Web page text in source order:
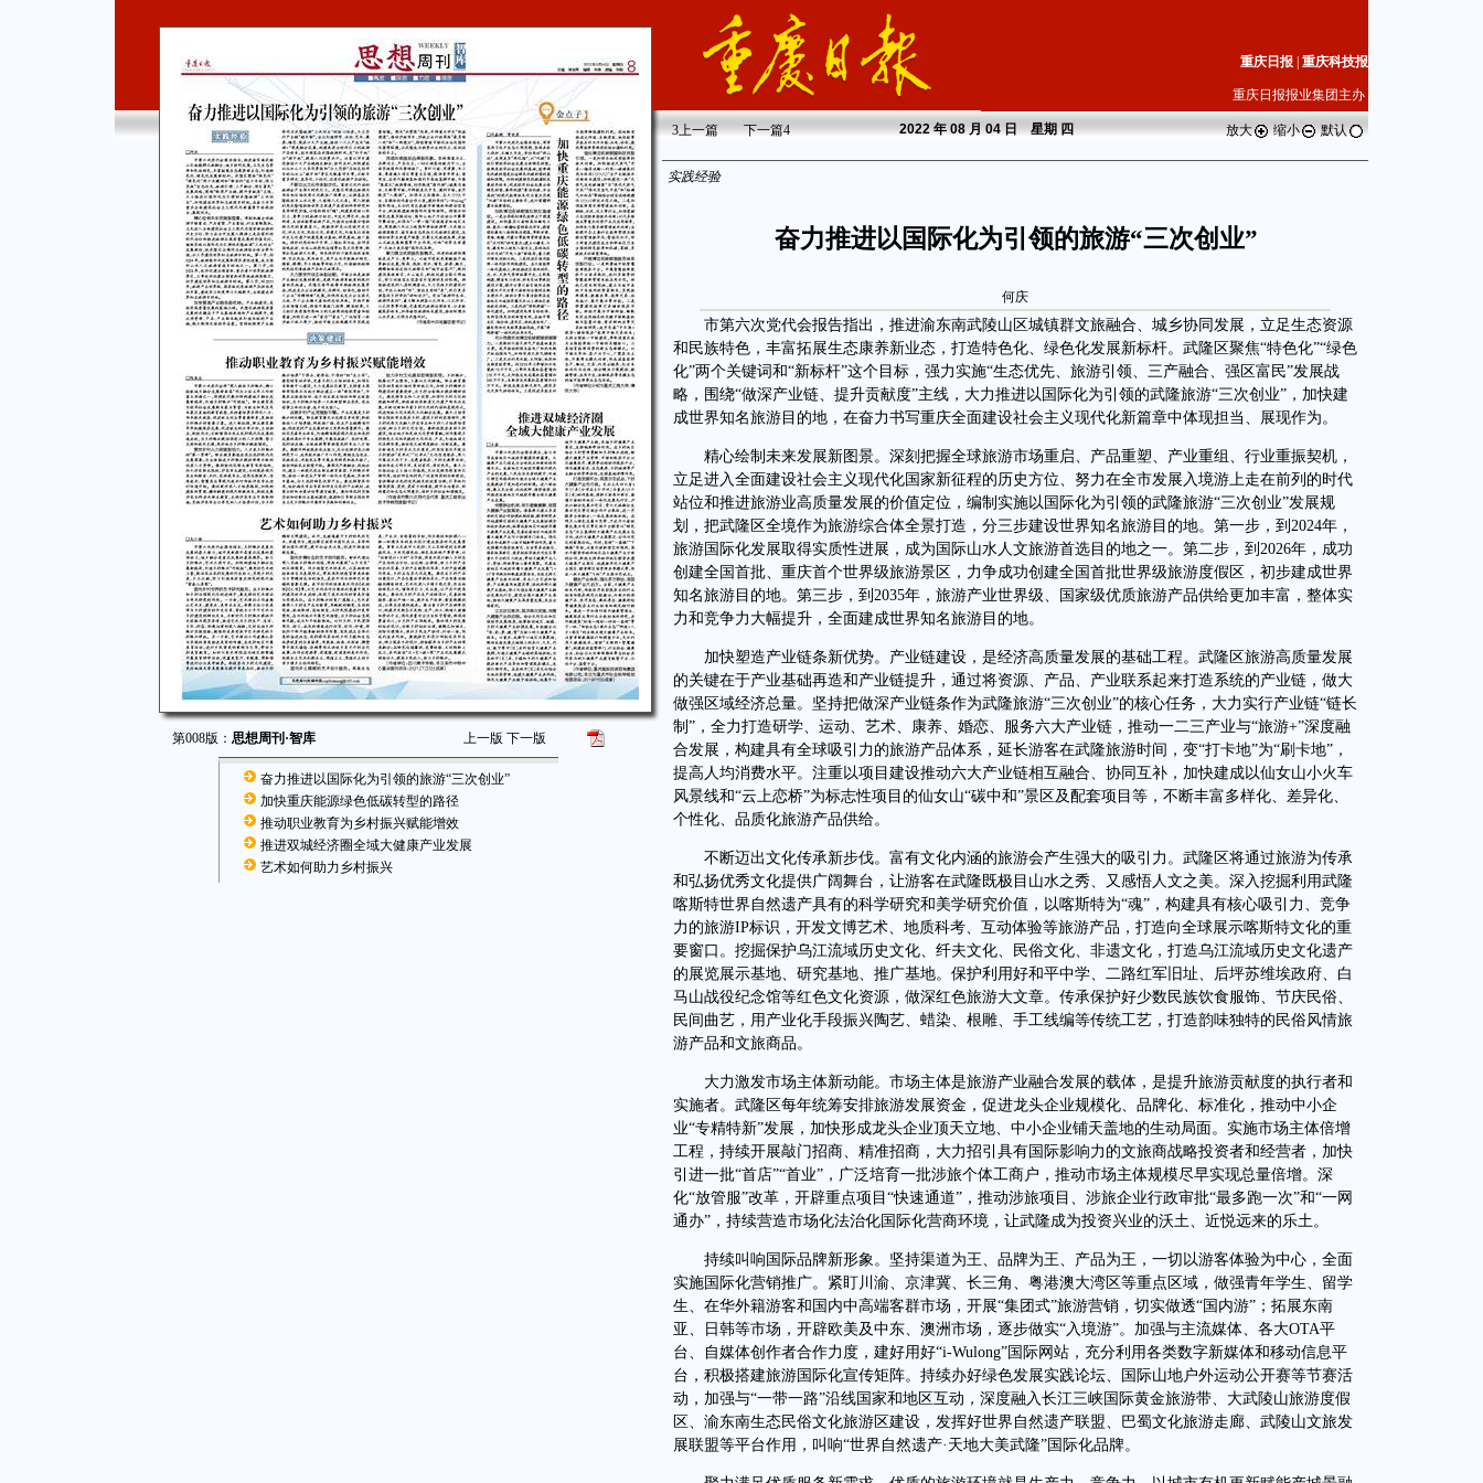
第008版： 思想周刊·智库 上一版 下一版
奋力推进以国际化为引领的旅游“三次创业”
加快重庆能源绿色低碳转型的路径
推动职业教育为乡村振兴赋能增效
推进双城经济圈全域大健康产业发展
艺术如何助力乡村振兴
重庆日报 重庆科技报
重庆日报报业集团主办
3上一篇 下一篇4 2022年 08 月 04 日 星期四 放大 缩小 默认
实践经验
奋力推进以国际化为引领的旅游“三次创业”
何庆
市第六次党代会报告指出，推进渝东南武陵山区城镇群文旅融合、城乡协同发展，立足生态资源
和民族特色，丰富拓展生态康养新业态，打造特色化、绿色化发展新标杆。武隆区聚焦“特色化”“绿色
化”两个关键词和“新标杆”这个目标，强力实施“生态优先、旅游引领、三产融合、强区富民”发展战
略，围绕“做深产业链、提升贡献度”主线，大力推进以国际化为引领的武隆旅游“三次创业”，加快建
成世界知名旅游目的地，在奋力书写重庆全面建设社会主义现代化新篇章中体现担当、展现作为。
精心绘制未来发展新图景。深刻把握全球旅游市场重启、产品重塑、产业重组、行业重振契机，
立足进入全面建设社会主义现代化国家新征程的历史方位、努力在全市发展入境游上走在前列的时代
站位和推进旅游业高质量发展的价值定位，编制实施以国际化为引领的武隆旅游“三次创业”发展规
划，把武隆区全境作为旅游综合体全景打造，分三步建设世界知名旅游目的地。第一步，到2024年，
旅游国际化发展取得实质性进展，成为国际山水人文旅游首选目的地之一。第二步，到2026年，成功
创建全国首批、重庆首个世界级旅游景区，力争成功创建全国首批世界级旅游度假区，初步建成世界
知名旅游目的地。第三步，到2035年，旅游产业世界级、国家级优质旅游产品供给更加丰富，整体实
力和竞争力大幅提升，全面建成世界知名旅游目的地。
加快塑造产业链条新优势。产业链建设，是经济高质量发展的基础工程。武隆区旅游高质量发展
的关键在于产业基础再造和产业链提升，通过将资源、产品、产业联系起来打造系统的产业链，做大
做强区域经济总量。坚持把做深产业链条作为武隆旅游“三次创业”的核心任务，大力实行产业链“链长
制”，全力打造研学、运动、艺术、康养、婚恋、服务六大产业链，推动一二三产业与“旅游+”深度融
合发展，构建具有全球吸引力的旅游产品体系，延长游客在武隆旅游时间，变“打卡地”为“刷卡地”，
提高人均消费水平。注重以项目建设推动六大产业链相互融合、协同互补，加快建成以仙女山小火车
风景线和“云上恋桥”为标志性项目的仙女山“碳中和”景区及配套项目等，不断丰富多样化、差异化、
个性化、品质化旅游产品供给。
不断迈出文化传承新步伐。富有文化内涵的旅游会产生强大的吸引力。武隆区将通过旅游为传承
和弘扬优秀文化提供广阔舞台，让游客在武隆既极目山水之秀、又感悟人文之美。深入挖掘利用武隆
喀斯特世界自然遗产具有的科学研究和美学研究价值，以喀斯特为“魂”，构建具有核心吸引力、竞争
力的旅游IP标识，开发文博艺术、地质科考、互动体验等旅游产品，打造向全球展示喀斯特文化的重
要窗口。挖掘保护乌江流域历史文化、纤夫文化、民俗文化、非遗文化，打造乌江流域历史文化遗产
的展览展示基地、研究基地、推广基地。保护利用好和平中学、二路红军旧址、后坪苏维埃政府、白
马山战役纪念馆等红色文化资源，做深红色旅游大文章。传承保护好少数民族饮食服饰、节庆民俗、
民间曲艺，用产业化手段振兴陶艺、蜡染、根雕、手工线编等传统工艺，打造韵味独特的民俗风情旅
游产品和文旅商品。
大力激发市场主体新动能。市场主体是旅游产业融合发展的载体，是提升旅游贡献度的执行者和
实施者。武隆区每年统筹安排旅游发展资金，促进龙头企业规模化、品牌化、标准化，推动中小企
业“专精特新”发展，加快形成龙头企业顶天立地、中小企业铺天盖地的生动局面。实施市场主体倍增
工程，持续开展敲门招商、精准招商，大力招引具有国际影响力的文旅商战略投资者和经营者，加快
引进一批“首店”“首业”，广泛培育一批涉旅个体工商户，推动市场主体规模尽早实现总量倍增。深
化“放管服”改革，开辟重点项目“快速通道”，推动涉旅项目、涉旅企业行政审批“最多跑一次”和“一网
通办”，持续营造市场化法治化国际化营商环境，让武隆成为投资兴业的沃土、近悦远来的乐土。
持续叫响国际品牌新形象。坚持渠道为王、品牌为王、产品为王，一切以游客体验为中心，全面
实施国际化营销推广。紧盯川渝、京津冀、长三角、粤港澳大湾区等重点区域，做强青年学生、留学
生、在华外籍游客和国内中高端客群市场，开展“集团式”旅游营销，切实做透“国内游”；拓展东南
亚、日韩等市场，开辟欧美及中东、澳洲市场，逐步做实“入境游”。加强与主流媒体、各大OTA平
台、自媒体创作者合作力度，建好用好“i-Wulong”国际网站，充分利用各类数字新媒体和移动信息平
台，积极搭建旅游国际化宣传矩阵。持续办好绿色发展实践论坛、国际山地户外运动公开赛等节赛活
动，加强与“一带一路”沿线国家和地区互动，深度融入长江三峡国际黄金旅游带、大武陵山旅游度假
区、渝东南生态民俗文化旅游区建设，发挥好世界自然遗产联盟、巴蜀文化旅游走廊、武陵山文旅发
展联盟等平台作用，叫响“世界自然遗产·天地大美武隆”国际化品牌。